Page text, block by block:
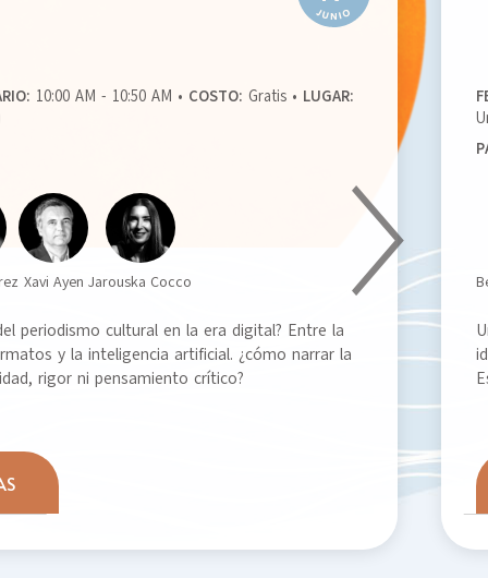
10:00 AM - 10:50 AM • COSTO: Gratis • LUGAR:
Xavi Ayen Jarouska Cocco
periodismo cultural en la era digital? Entre la
y la inteligencia artificial. ¿cómo narrar la
rigor ni pensamiento crítico?